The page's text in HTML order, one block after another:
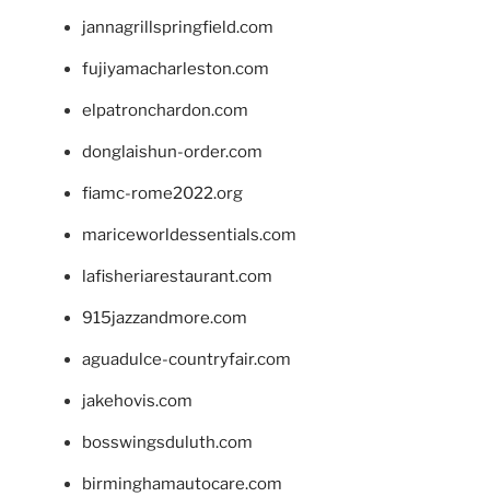
jannagrillspringfield.com
fujiyamacharleston.com
elpatronchardon.com
donglaishun-order.com
fiamc-rome2022.org
mariceworldessentials.com
lafisheriarestaurant.com
915jazzandmore.com
aguadulce-countryfair.com
jakehovis.com
bosswingsduluth.com
birminghamautocare.com